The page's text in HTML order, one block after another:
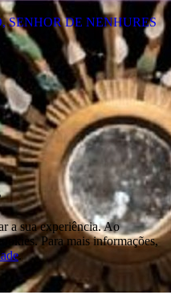
SENHOR DE NENHURES
a sua experiência. Ao
Para mais informações,
.